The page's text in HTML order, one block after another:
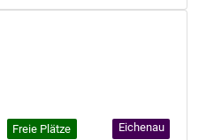
Freie Plätze Eichenau